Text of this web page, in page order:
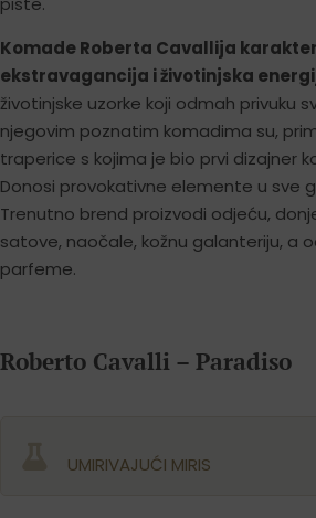
Komade Roberta Cavallija
ekstravagancija i životinjska
životinjske uzorke koji odmah privuku
njegovim poznatim komadima su,
traperice s kojima je bio prvi dizajner
Donosi provokativne elemente u sve
Trenutno brend proizvodi odjeću,
satove, naočale, kožnu galanteriju, a
parfeme.
Roberto Cavalli – Paradiso
UMIRIVAJUĆI MIRIS